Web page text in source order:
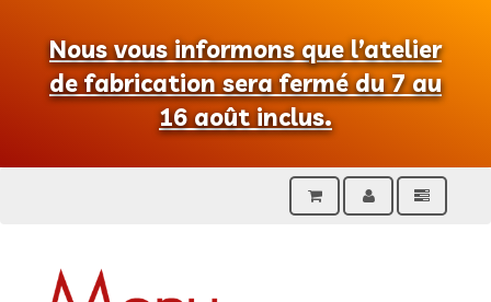
Nous vous informons que l’atelier
de fabrication sera fermé du 7 au
16 août inclus.